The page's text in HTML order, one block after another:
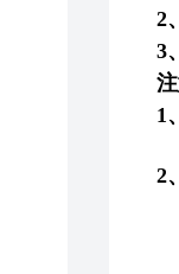
2
3
1
2